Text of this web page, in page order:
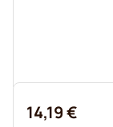
14,19 €